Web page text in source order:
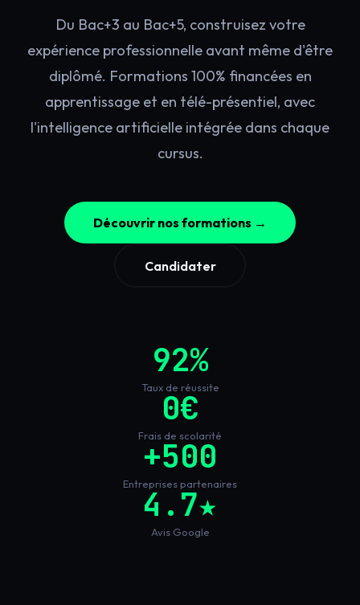
Du Bac+3 au Bac+5, construisez votre
expérience professionnelle avant même d'être
diplômé. Formations 100% financées en
apprentissage et en télé-présentiel, avec
l'intelligence artificielle intégrée dans chaque
cursus.
Découvrir nos formations →
Candidater
92%
Taux de réussite
0€
Frais de scolarité
+500
Entreprises partenaires
4.7★
Avis Google